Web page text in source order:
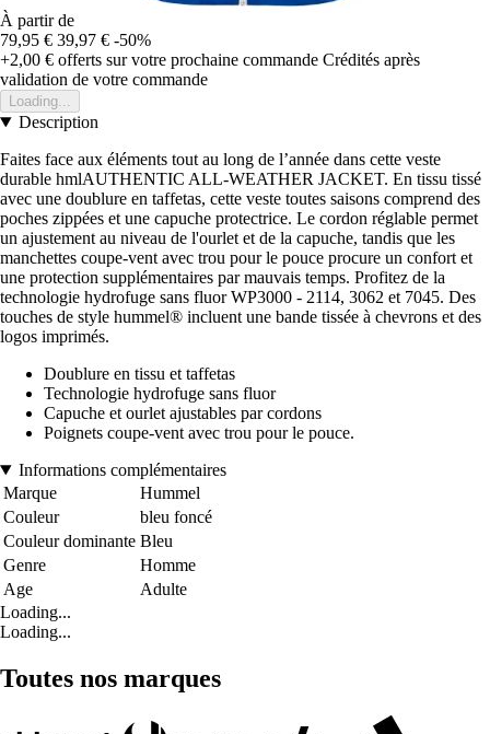
À partir de
79,95 € 39,97 € -50%
+2,00 € offerts sur votre prochaine commande Crédités après
validation de votre commande
Loading...
Description
Faites face aux éléments tout au long de l’année dans cette veste
durable hmlAUTHENTIC ALL-WEATHER JACKET. En tissu tissé
avec une doublure en taffetas, cette veste toutes saisons comprend des
poches zippées et une capuche protectrice. Le cordon réglable permet
un ajustement au niveau de l'ourlet et de la capuche, tandis que les
manchettes coupe-vent avec trou pour le pouce procure un confort et
une protection supplémentaires par mauvais temps. Profitez de la
technologie hydrofuge sans fluor WP3000 - 2114, 3062 et 7045. Des
touches de style hummel® incluent une bande tissée à chevrons et des
logos imprimés.
Doublure en tissu et taffetas
Technologie hydrofuge sans fluor
Capuche et ourlet ajustables par cordons
Poignets coupe-vent avec trou pour le pouce.
Informations complémentaires
Marque
Hummel
Couleur
bleu foncé
Couleur dominante Bleu
Genre
Homme
Age
Adulte
Loading...
Loading...
Toutes nos marques